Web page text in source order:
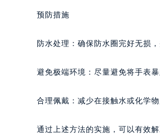
海口市龙华区金
台州市椒江区东
甘肃省兰州市七
黑龙江省大庆市
预防措施
防水处理：确保防水圈完好无损
避免极端环境：尽量避免将手表
合理佩戴：减少在接触水或化学
通过上述方法的实施，可以有效